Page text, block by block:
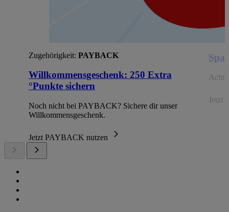
Zugehörigkeit: PAYBACK
Willkommensgeschenk: 250 Extra
°Punkte sichern
Noch nicht bei PAYBACK? Sichere dir unser
Willkommensgeschenk.
Jetzt PAYBACK nutzen
Jetzt